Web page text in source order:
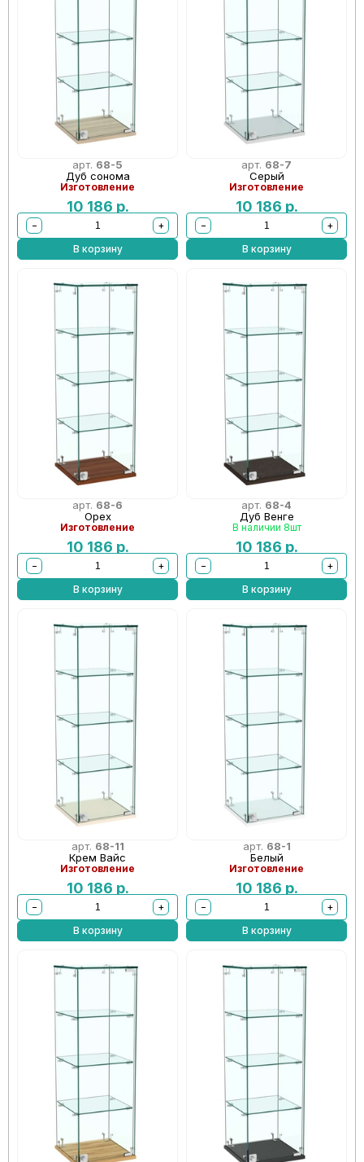
арт. 68-5
Дуб сонома
Изготовление
10 186 р.
−
+
В корзину
арт. 68-7
Серый
Изготовление
10 186 р.
−
+
В корзину
арт. 68-6
Орех
Изготовление
10 186 р.
−
+
В корзину
арт. 68-4
Дуб Венге
В наличии 8шт
10 186 р.
−
+
В корзину
арт. 68-11
Крем Вайс
Изготовление
10 186 р.
−
+
В корзину
арт. 68-1
Белый
Изготовление
10 186 р.
−
+
В корзину